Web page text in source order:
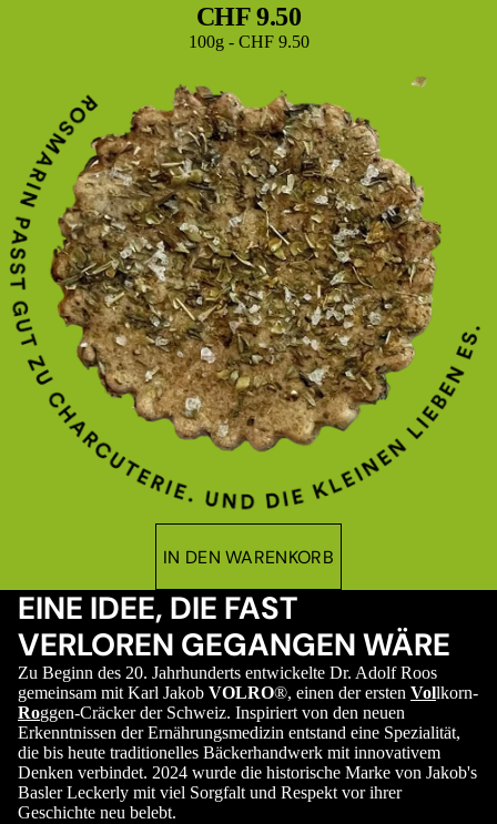
CHF 9.50
Grundpreis
100g - CHF 9.50
IN DEN WARENKORB
EINE IDEE, DIE FAST
VERLOREN GEGANGEN WÄRE
Zu Beginn des 20. Jahrhunderts entwickelte Dr. Adolf Roos
gemeinsam mit Karl Jakob VOLRO®, einen der ersten Vollkorn-
Roggen-Cräcker der Schweiz. Inspiriert von den neuen
Erkenntnissen der Ernährungsmedizin entstand eine Spezialität,
die bis heute traditionelles Bäckerhandwerk mit innovativem
Denken verbindet. 2024 wurde die historische Marke von Jakob's
Basler Leckerly mit viel Sorgfalt und Respekt vor ihrer
Geschichte neu belebt.